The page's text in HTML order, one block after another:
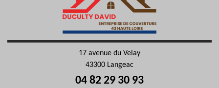
17 avenue du Velay
43300 Langeac
04 82 29 30 93